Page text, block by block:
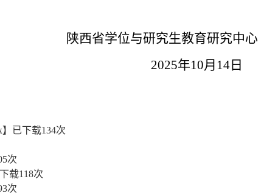
陕西省学位与研究生教育研究中心
2025年10月14日
】已下载134次
次
载118次
次